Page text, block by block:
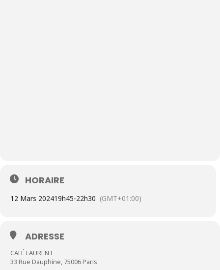
HORAIRE
12 Mars 202419h45-22h30 (GMT+01:00)
ADRESSE
CAFÉ LAURENT
33 Rue Dauphine, 75006 Paris